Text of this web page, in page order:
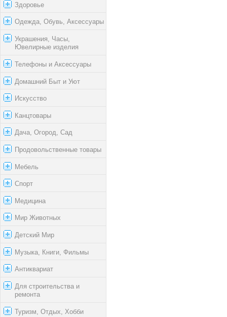
Здоровье
Одежда, Обувь, Аксессуары
Украшения, Часы,
Ювелирные изделия
Телефоны и Аксессуары
Домашний Быт и Уют
Искусство
Канцтовары
Дача, Огород, Сад
Продовольственные товары
Мебель
Спорт
Медицина
Мир Животных
Детский Мир
Музыка, Книги, Фильмы
Антиквариат
Для строительства и
ремонта
Туризм, Отдых, Хобби